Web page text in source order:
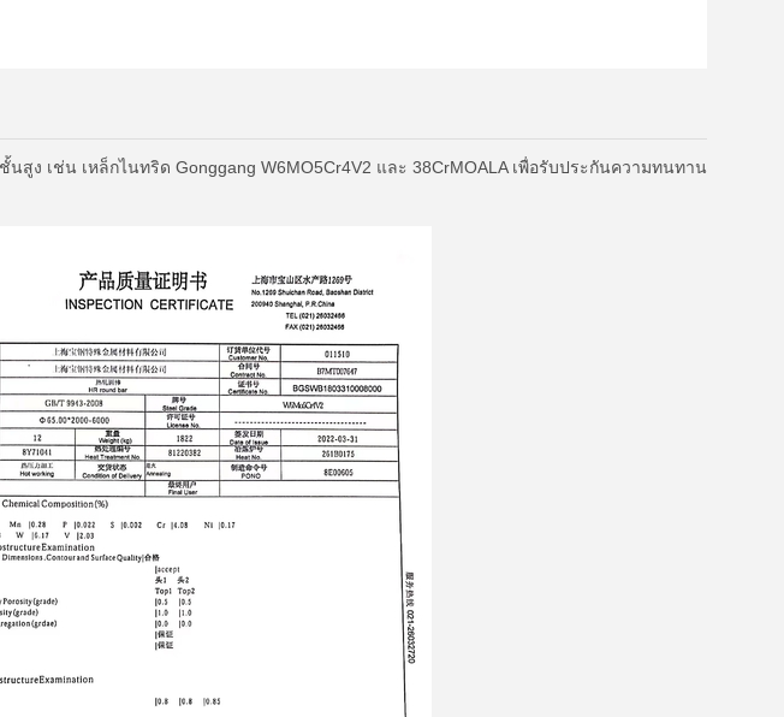
ง เช่น เหล็กไนทริด Gonggang W6MO5Cr4V2 และ 38CrMOALA เพื่อรับประกันความทนทาน